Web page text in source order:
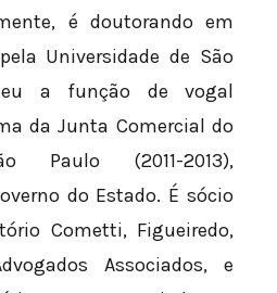
é doutorando em
Universidade de São
a função de vogal
da Junta Comercial do
Paulo (2011-2013),
do Estado. É sócio
Cometti, Figueiredo,
Associados, e